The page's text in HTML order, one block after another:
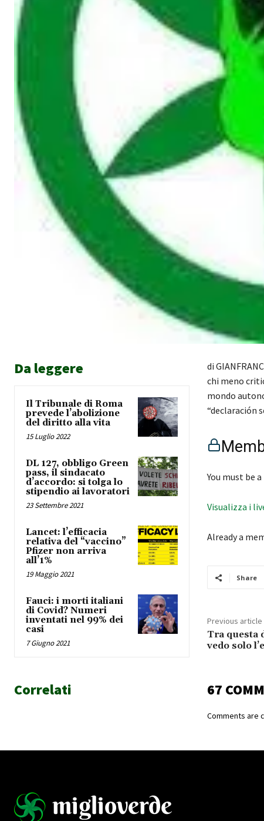
Da leggere
Il Tribunale di Roma
prevede l’abolizione
del diritto alla vita
15 Luglio 2022
DL 127, obbligo Green
pass, il sindacato
d’accordo: si tolga lo
stipendio ai lavoratori
23 Settembre 2021
Lancet: l’efficacia
relativa del “vaccino”
Pfizer non arriva
all’1%
19 Maggio 2021
Fauci: i morti italiani
di Covid? Numeri
inventati nel 99% dei
casi
7 Giugno 2021
di
chi meno
mondo
“declaración
You must be
Visualizza i
Already a
Share
Previous article
Tra questa
vedo solo
Correlati 67
Comments are